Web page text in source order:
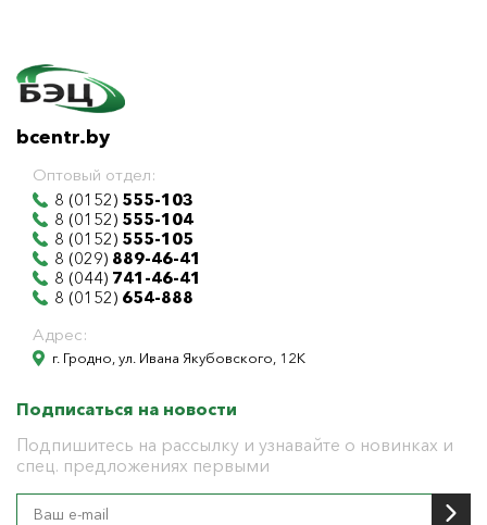
bcentr.by
Оптовый отдел:
8 (0152) 555-103
8 (0152) 555-104
8 (0152) 555-105
8 (029) 889-46-41
8 (044) 741-46-41
8 (0152) 654-888
Адрес:
г. Гродно, ул. Ивана Якубовского, 12К
Подписаться на новости
Подпишитесь на рассылку и узнавайте о новинках и
спец. предложениях первыми